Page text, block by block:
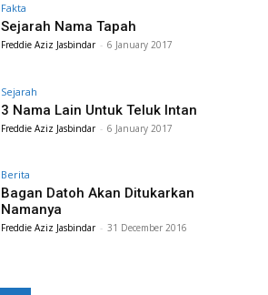
Fakta
Sejarah Nama Tapah
Freddie Aziz Jasbindar - 6 January 2017
Sejarah
3 Nama Lain Untuk Teluk Intan
Freddie Aziz Jasbindar - 6 January 2017
Berita
Bagan Datoh Akan Ditukarkan
Namanya
Freddie Aziz Jasbindar - 31 December 2016